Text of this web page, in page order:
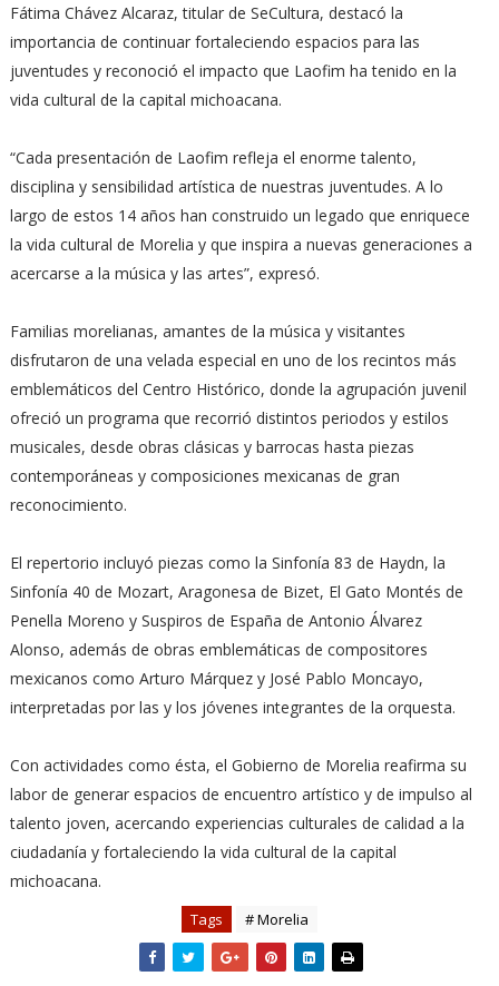
Fátima Chávez Alcaraz, titular de SeCultura, destacó la
importancia de continuar fortaleciendo espacios para las
juventudes y reconoció el impacto que Laofim ha tenido en la
vida cultural de la capital michoacana.
“Cada presentación de Laofim refleja el enorme talento,
disciplina y sensibilidad artística de nuestras juventudes. A lo
largo de estos 14 años han construido un legado que enriquece
la vida cultural de Morelia y que inspira a nuevas generaciones a
acercarse a la música y las artes”, expresó.
Familias morelianas, amantes de la música y visitantes
disfrutaron de una velada especial en uno de los recintos más
emblemáticos del Centro Histórico, donde la agrupación juvenil
ofreció un programa que recorrió distintos periodos y estilos
musicales, desde obras clásicas y barrocas hasta piezas
contemporáneas y composiciones mexicanas de gran
reconocimiento.
El repertorio incluyó piezas como la Sinfonía 83 de Haydn, la
Sinfonía 40 de Mozart, Aragonesa de Bizet, El Gato Montés de
Penella Moreno y Suspiros de España de Antonio Álvarez
Alonso, además de obras emblemáticas de compositores
mexicanos como Arturo Márquez y José Pablo Moncayo,
interpretadas por las y los jóvenes integrantes de la orquesta.
Con actividades como ésta, el Gobierno de Morelia reafirma su
labor de generar espacios de encuentro artístico y de impulso al
talento joven, acercando experiencias culturales de calidad a la
ciudadanía y fortaleciendo la vida cultural de la capital
michoacana.
Tags # Morelia